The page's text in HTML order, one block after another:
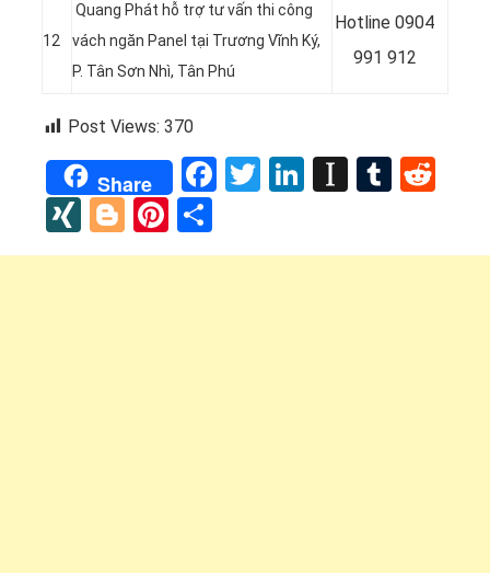
12
Quang Phát hỗ trợ tư vấn thi công
vách ngăn Panel tại Trương Vĩnh Ký,
P. Tân Sơn Nhì, Tân Phú
Hotline 0904
991 912
Post Views: 370
Share Facebook
Twitter
LinkedIn
XINGBloggerPinterest